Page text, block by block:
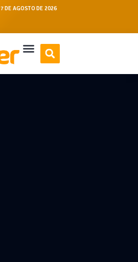
7 DE AGOSTO DE 2026